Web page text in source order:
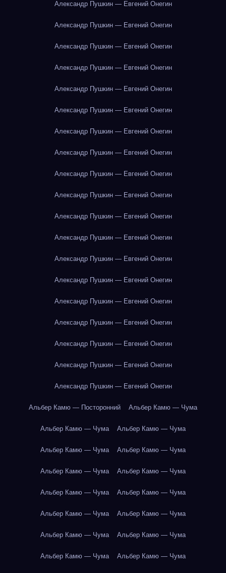
Александр Пушкин — Евгений Онегин
Александр Пушкин — Евгений Онегин
Александр Пушкин — Евгений Онегин
Александр Пушкин — Евгений Онегин
Александр Пушкин — Евгений Онегин
Александр Пушкин — Евгений Онегин
Александр Пушкин — Евгений Онегин
Александр Пушкин — Евгений Онегин
Александр Пушкин — Евгений Онегин
Александр Пушкин — Евгений Онегин
Александр Пушкин — Евгений Онегин
Александр Пушкин — Евгений Онегин
Александр Пушкин — Евгений Онегин
Александр Пушкин — Евгений Онегин
Александр Пушкин — Евгений Онегин
Александр Пушкин — Евгений Онегин
Александр Пушкин — Евгений Онегин
Александр Пушкин — Евгений Онегин
Александр Пушкин — Евгений Онегин
Альбер Камю — Посторонний Альбер Камю — Чума
Альбер Камю — Чума Альбер Камю — Чума
Альбер Камю — Чума Альбер Камю — Чума
Альбер Камю — Чума Альбер Камю — Чума
Альбер Камю — Чума Альбер Камю — Чума
Альбер Камю — Чума Альбер Камю — Чума
Альбер Камю — Чума Альбер Камю — Чума
Альбер Камю — Чума Альбер Камю — Чума